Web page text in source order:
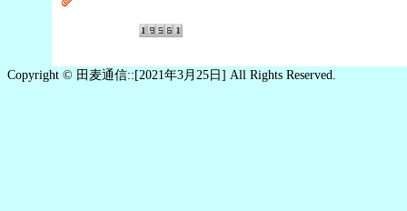
Copyright © 田麦通信::[2021年3月25日] All Rights Reserved.